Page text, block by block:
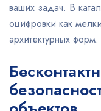
ваших задач. В
оцифровки как
архитектурных форм.